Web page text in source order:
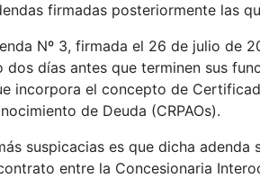
firmadas posteriormente las
Nº 3, firmada el 26 de julio de
dos días antes que terminen sus
incorpora el concepto de
de Deuda (CRPAOs).
suspicacias es que dicha
entre la Concesionaria